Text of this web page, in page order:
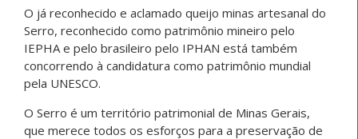
O já reconhecido e aclamado queijo minas artesanal do
Serro, reconhecido como patrimônio mineiro pelo
IEPHA e pelo brasileiro pelo IPHAN está também
concorrendo à candidatura como patrimônio mundial
pela UNESCO.
O Serro é um território patrimonial de Minas Gerais,
que merece todos os esforços para a preservação de